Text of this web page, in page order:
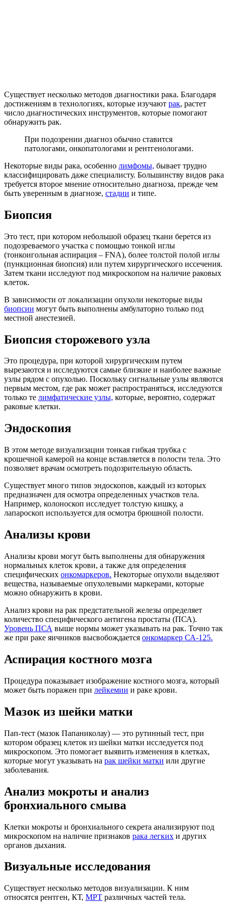
Существует несколько методов диагностики рака. Благодаря
достижениям в технологиях, которые изучают рак, растет
число диагностических инструментов, которые помогают
обнаружить рак.
При подозрении диагноз обычно ставится
патологами, онкопатологами и рентгенологами.
Некоторые виды рака, особенно лимфомы, бывает трудно
классифицировать даже специалисту. Большинству видов рака
требуется второе мнение относительно диагноза, прежде чем
быть уверенным в диагнозе, стадии и типе.
Биопсия
Это тест, при котором небольшой образец ткани берется из
подозреваемого участка с помощью тонкой иглы
(тонкоигольная аспирация – FNA), более толстой полой иглы
(пункционная биопсия) или путем хирургического иссечения.
Затем ткани исследуют под микроскопом на наличие раковых
клеток.
В зависимости от локализации опухоли некоторые виды
биопсии могут быть выполнены амбулаторно только под
местной анестезией.
Биопсия сторожевого узла
Это процедура, при которой хирургическим путем
вырезаются и исследуются самые близкие и наиболее важные
узлы рядом с опухолью. Поскольку сигнальные узлы являются
первым местом, где рак может распространяться, исследуются
только те лимфатические узлы, которые, вероятно, содержат
раковые клетки.
Эндоскопия
В этом методе визуализации тонкая гибкая трубка с
крошечной камерой на конце вставляется в полости тела. Это
позволяет врачам осмотреть подозрительную область.
Существует много типов эндоскопов, каждый из которых
предназначен для осмотра определенных участков тела.
Например, колоноскоп исследует толстую кишку, а
лапароскоп используется для осмотра брюшной полости.
Анализы крови
Анализы крови могут быть выполнены для обнаружения
нормальных клеток крови, а также для определения
специфических онкомаркеров. Некоторые опухоли выделяют
вещества, называемые опухолевыми маркерами, которые
можно обнаружить в крови.
Анализ крови на рак предстательной железы определяет
количество специфического антигена простаты (ПСА).
Уровень ПСА выше нормы может указывать на рак. Точно так
же при раке яичников высвобождается онкомаркер СА-125.
Аспирация костного мозга
Процедура показывает изображение костного мозга, который
может быть поражен при лейкемии и раке крови.
Мазок из шейки матки
Пап-тест (мазок Папаниколау) — это рутинный тест, при
котором образец клеток из шейки матки исследуется под
микроскопом. Это помогает выявить изменения в клетках,
которые могут указывать на рак шейки матки или другие
заболевания.
Анализ мокроты и анализ
бронхиального смыва
Клетки мокроты и бронхиального секрета анализируют под
микроскопом на наличие признаков рака легких и других
органов дыхания.
Визуальные исследования
Существует несколько методов визуализации. К ним
относятся рентген, КТ, МРТ различных частей тела.